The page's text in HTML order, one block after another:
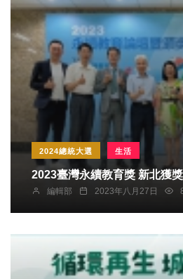
2024總統大選 生活
2023臺灣永續教育獎 新北獲
編輯部 2023年八月27日